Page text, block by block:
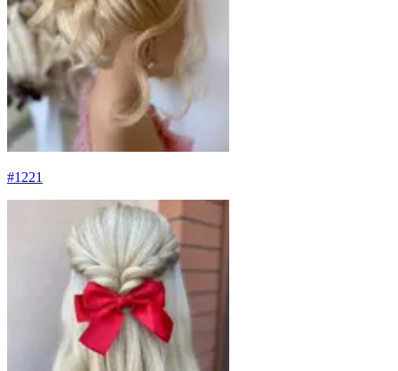
#1221